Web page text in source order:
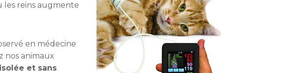
les reins augmente
en médecine
nos animaux
et sans